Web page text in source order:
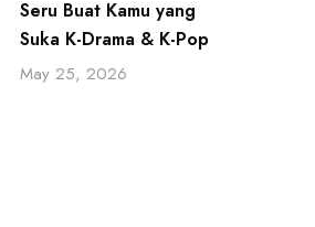
Seru Buat Kamu yang
Suka K-Drama & K-Pop
May 25, 2026